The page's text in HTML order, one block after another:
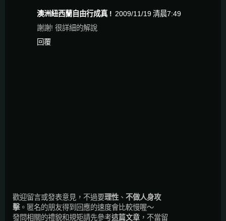
澳洲紐西蘭自由行成真 ! 2009/11/19 清晨7:49
謝謝! 很詳細的解說
回覆
歡迎留言或發表意見，不過要理性、 不做人身攻
擊。匿名的朋友得到回應的速度會比較慢喔～
發問相關的禮貌和規矩請先參考這篇文章 ，不當留